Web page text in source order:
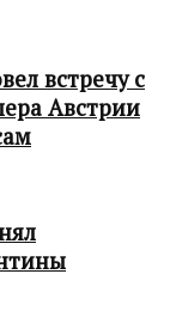
встречу с
Австрии